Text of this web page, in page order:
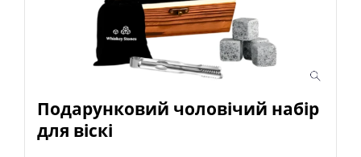
Подарунковий чоловічий набір
для віскі